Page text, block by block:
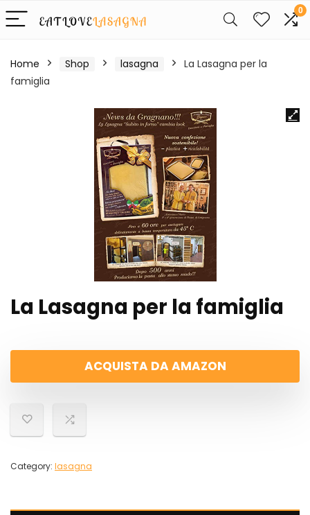
0
Home Shop lasagna
La Lasagna per la
famiglia
La Lasagna per la famiglia
ACQUISTA DA AMAZON
Category: lasagna